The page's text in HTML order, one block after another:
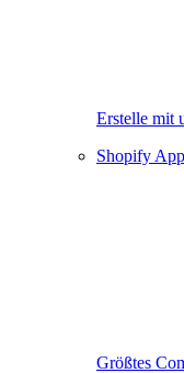
Erstelle mit
Shopify
Größtes